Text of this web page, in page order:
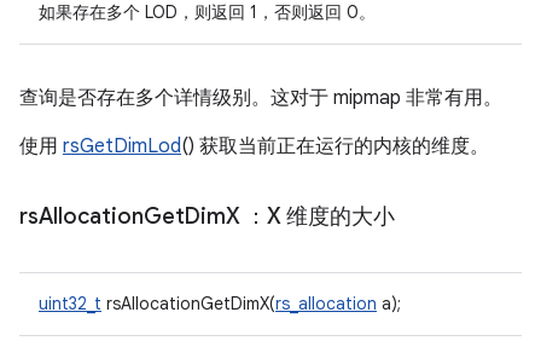
如果存在多个 LOD，则返回 1，否则返回 0。
查询是否存在多个详情级别。这对于 mipmap 非常有用。
使用 rsGetDimLod() 获取当前正在运行的内核的维度。
rsAllocationGetDimX ：X 维度的大小
uint32_t rsAllocationGetDimX(rs_allocation a);